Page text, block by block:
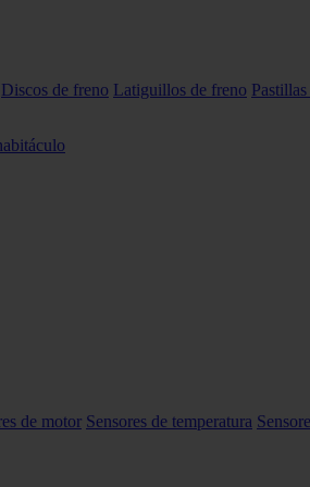
Discos de freno Latiguillos de freno
de motor Sensores de temperatura